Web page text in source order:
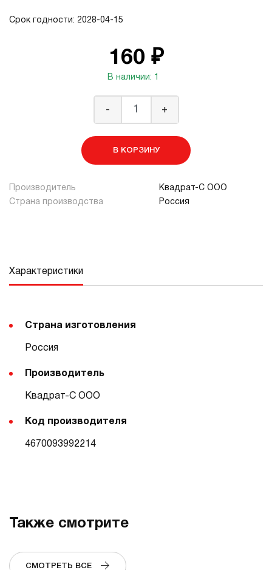
Срок годности: 2028-04-15
160 ₽
В наличии: 1
- +
В КОРЗИНУ
Производитель
Квадрат-С ООО
Страна производства
Россия
Характеристики
Страна изготовления
Россия
Производитель
Квадрат-С ООО
Код производителя
4670093992214
Также смотрите
СМОТРЕТЬ ВСЕ